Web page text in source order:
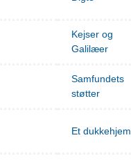
Kejser og
Galilæer
Samfundets
støtter
Et dukkehjem